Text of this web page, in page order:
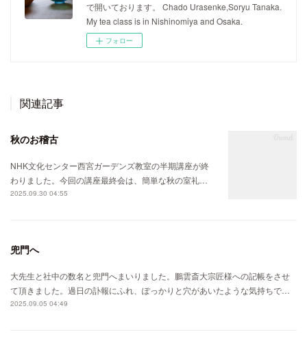
で開いております。 Chado Urasenke,Soryu Tanaka.
My tea class is in Nishinomiya and Osaka.
フォロー
関連記事
秋のお稽古
NHK文化センター西宮ガーデンズ教室の半期講座が終
わりました。今回の講座最終会は、簡単な秋の室礼…
2025.09.30 04:55
兜門へ
大先生と社中の数名と兜門へまいりました。鵬雲斎大宗匠様への記帳をさせ
て頂きました。過日の訃報にふれ、ぽっかりと穴があいたような気持ちで…
2025.09.05 04:49